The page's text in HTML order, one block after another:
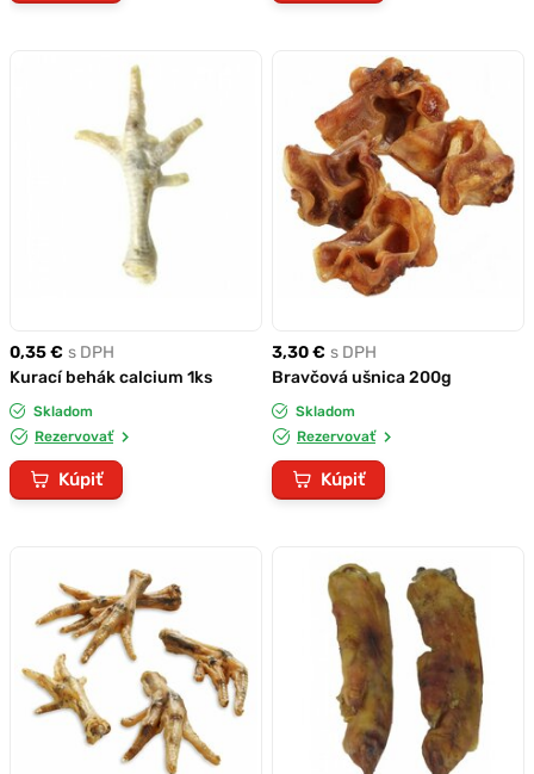
0,35 € s DPH
Kurací behák calcium 1ks
Skladom
Rezervovať
Kúpiť
3,30 € s DPH
Bravčová ušnica 200g
Skladom
Rezervovať
Kúpiť